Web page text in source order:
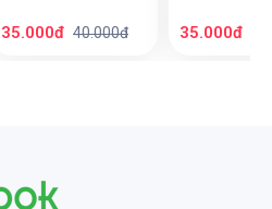
dán sticker thời
35.000đ 40.000đ
dán sticker
35.000đ